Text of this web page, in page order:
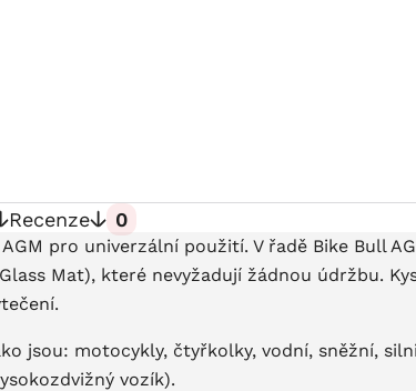
Recenze 0
pro univerzální použití. V řadě Bike Bull
Mat), které nevyžadují žádnou údržbu.
jsou: motocykly, čtyřkolky, vodní, sněžní,
vozík).